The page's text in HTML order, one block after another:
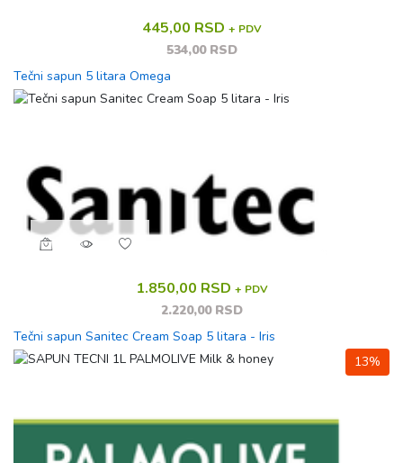
445,00 RSD + PDV
534,00 RSD
Tečni sapun 5 litara Omega
1.850,00 RSD + PDV
2.220,00 RSD
Tečni sapun Sanitec Cream Soap 5 litara - Iris
13%